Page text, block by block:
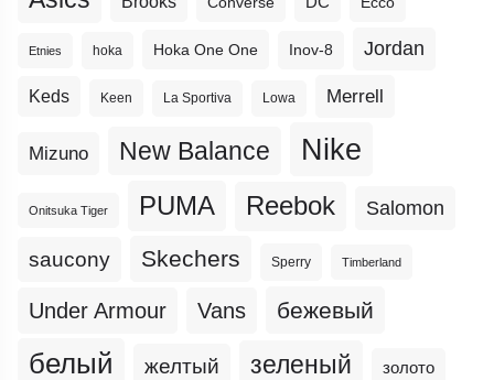
Etnies hoka Hoka One One Inov-8 Jordan
Keds Keen La Sportiva Lowa Merrell
Mizuno New Balance Nike
Onitsuka Tiger PUMA Reebok Salomon
saucony Skechers Sperry Timberland
Under Armour Vans бежевый
белый желтый зеленый золото